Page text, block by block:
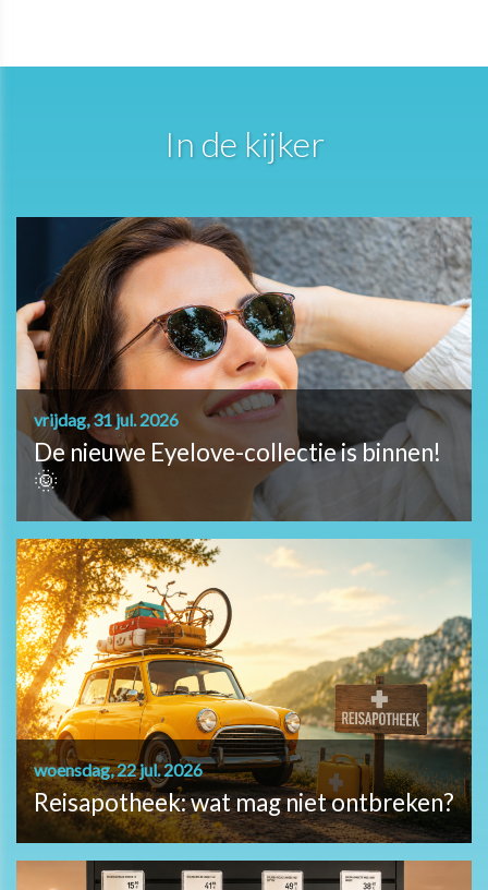
In de kijker
vrijdag, 31 jul. 2026
De nieuwe Eyelove-collectie is binnen!
🌞
woensdag, 22 jul. 2026
Reisapotheek: wat mag niet ontbreken?